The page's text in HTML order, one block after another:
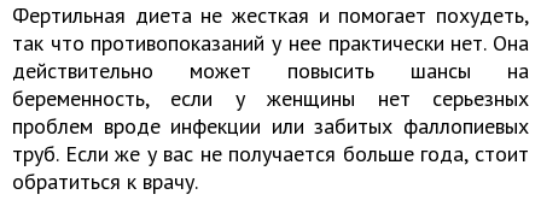
Фертильная диета не жесткая и помогает похудеть,
так что противопоказаний у нее практически нет. Она
действительно может повысить шансы на
беременность, если у женщины нет серьезных
проблем вроде инфекции или забитых фаллопиевых
труб. Если же у вас не получается больше года, стоит
обратиться к врачу.